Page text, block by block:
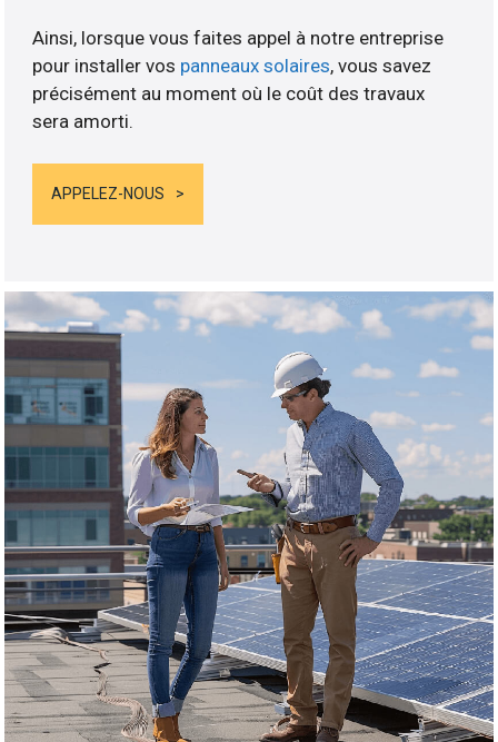
Ainsi, lorsque vous faites appel à notre entreprise
pour installer vos panneaux solaires, vous savez
précisément au moment où le coût des travaux
sera amorti.
APPELEZ-NOUS